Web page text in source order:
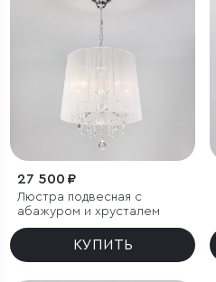
27 500 ₽
Люстра подвесная с
абажуром и хрусталем
КУПИТЬ